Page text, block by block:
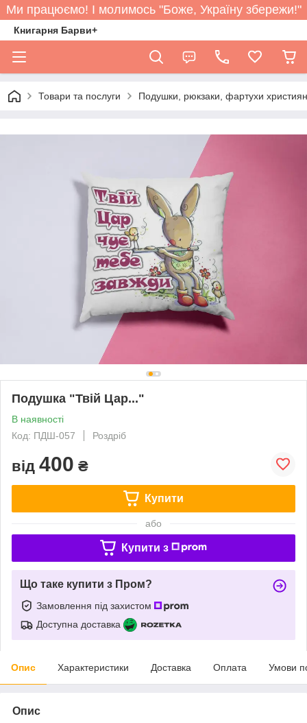
Ми працюємо! І молимось "Боже, Україну збережи!"
Книгарня Барви+
Товари та послуги Подушки, рюкзаки, фартухи
Подушка "Твій Цар..."
В наявності
Код: ПДШ-057
Роздріб
від 400 ₴
Купити
або
Купити з
Що таке купити з Пром?
Замовлення під захистом
Доступна доставка
Опис Характеристики Доставка Оплата Умови
Опис